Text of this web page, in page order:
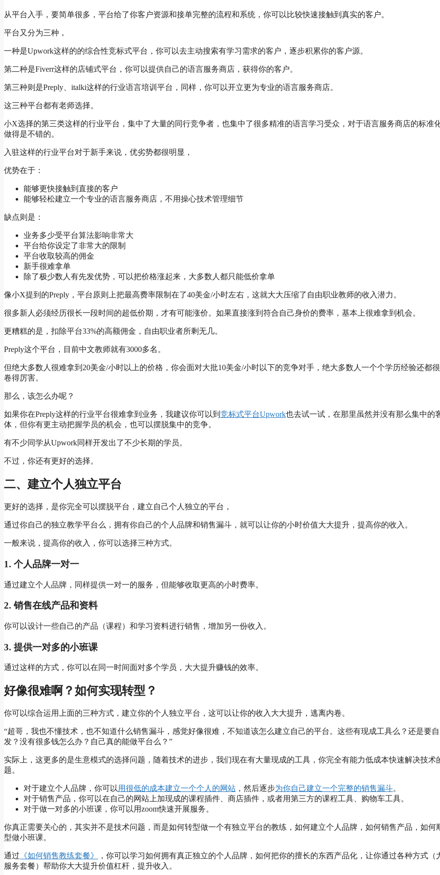
从平台入手，要简单很多，平台给了你客户资源和接单完整的流程和系统，你可以比较快速接触到真实的客户。
平台又分为三种，
一种是Upwork这样的的综合性竞标式平台，你可以去主动搜索有学习需求的客户，逐步积累你的客户源。
第二种是Fiverr这样的店铺式平台，你可以提供自己的语言服务商店，获得你的客户。
第三种则是Preply、italki这样的行业语言培训平台，同样，你可以开立更为专业的语言服务商店。
这三种平台都有老师选择。
小X选择的第三类这样的行业平台，集中了大量的同行竞争者，也集中了很多精准的语言学习受众，对于语言服务商店的标准
做得是不错的。
入驻这样的行业平台对于新手来说，优劣势都很明显，
优势在于：
能够更快接触到直接的客户
能够轻松建立一个专业的语言服务商店，不用操心技术管理细节
缺点则是：
业务多少受平台算法影响非常大
平台给你设定了非常大的限制
平台收取较高的佣金
新手很难拿单
除了极少数人有先发优势，可以把价格涨起来，大多数人都只能低价拿单
像小X提到的Preply，平台原则上把最高费率限制在了40美金/小时左右，这就大大压缩了自由职业教师的收入潜力。
很多新人必须经历很长一段时间的超低价期，才有可能涨价。如果直接涨到符合自己身价的费率，基本上很难拿到机会。
更糟糕的是，扣除平台33%的高额佣金，自由职业者所剩无几。
Preply这个平台，目前中文教师就有3000多名。
但绝大多数人很难拿到20美金/小时以上的价格，你会面对大批10美金/小时以下的竞争对手，绝大多数人一个个学历经验还都
卷得厉害。
那么，该怎么办呢？
如果你在Preply这样的行业平台很难拿到业务，我建议你可以到 竞标式平台Upwork也去试一试，在那里虽然并没有那么集中的
体，但你有更主动把握学员的机会，也可以摆脱集中的竞争。
有不少同学从Upwork同样开发出了不少长期的学员。
不过，你还有更好的选择。
二、建立个人独立平台
更好的选择，是你完全可以摆脱平台，建立自己个人独立的平台，
通过你自己的独立教学平台么，拥有你自己的个人品牌和销售漏斗，就可以让你的小时价值大大提升，提高你的收入。
一般来说，提高你的收入，你可以选择三种方式。
1. 个人品牌一对一
通过建立个人品牌，同样提供一对一的服务，但能够收取更高的小时费率。
2. 销售在线产品和资料
你可以设计一些自己的产品（课程）和学习资料进行销售，增加另一份收入。
3. 提供一对多的小班课
通过这样的方式，你可以在同一时间面对多个学员，大大提升赚钱的效率。
好像很难啊？如何实现转型？
你可以综合运用上面的三种方式，建立你的个人独立平台，这可以让你的收入大大提升，逃离内卷。
“超哥，我也不懂技术，也不知道什么销售漏斗，感觉好像很难，不知道该怎么建立自己的平台。这些有现成工具么？还是要
发？没有很多钱怎么办？自己真的能做平台么？”
实际上，这更多的是生意模式的选择问题，随着技术的进步，我们现在有大量现成的工具，你完全有能力低成本快速解决技术
题。
对于建立个人品牌，你可以 用很低的成本建立一个个人的网站 ，然后逐步为你自己建立一个完整的销售漏斗。
对于销售产品，你可以在自己的网站上加现成的课程插件、商店插件，或者用第三方的课程工具、购物车工具。
对于做一对多的小班课，你可以用zoom快速开展服务。
你真正需要关心的，其实并不是技术问题，而是如何转型做一个有独立平台的教练，如何建立个人品牌，如何销售产品，如何
型做小班课。
通过 《如何销售教练套餐》
，你可以学习如何拥有真正独立的个人品牌，如何把你的擅长的东西产品化，让你通过各种方式（
服务套餐）帮助你大大提升价值杠杆，提升收入。